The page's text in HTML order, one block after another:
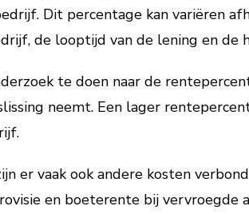
Dit percentage kan variëren
de looptijd van de lening en de
te doen naar de
neemt. Een lager
er vaak ook andere kosten
en boeterente bij vervroegde